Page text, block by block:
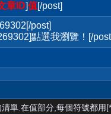
章ID]值[/post]
post]
點選我瀏覽！[/
單.在值部分,每個符號都用